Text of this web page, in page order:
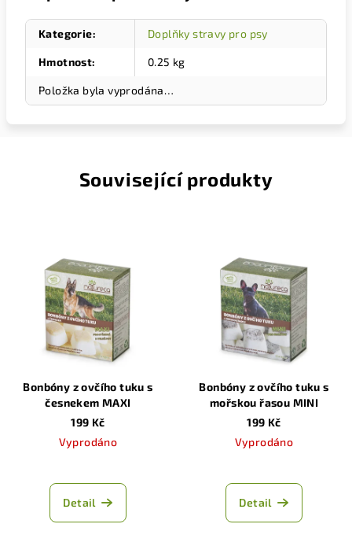
Kategorie: Doplňky stravy pro psy
Hmotnost: 0.25 kg
Položka byla vyprodána…
Související produkty
Bonbóny z ovčího tuku s
česnekem MAXI
199 Kč
Vyprodáno
Detail
Bonbóny z ovčího tuku s
mořskou řasou MINI
199 Kč
Vyprodáno
hodnocení
produktu
Detail